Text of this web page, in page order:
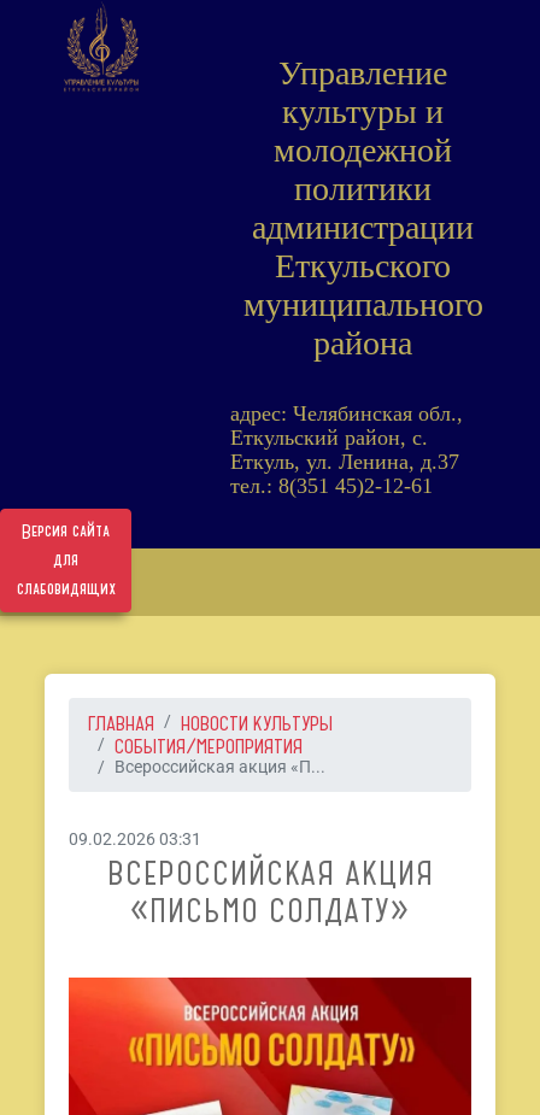
Версия сайта
для
слабовидящих
Управление
культуры и
молодежной
политики
администрации
Еткульского
муниципального
района
адрес: Челябинская обл.,
Еткульский район, с.
Еткуль, ул. Ленина, д.37
тел.: 8(351 45)2-12-61
ГЛАВНАЯ
НОВОСТИ КУЛЬТУРЫ
СОБЫТИЯ/МЕРОПРИЯТИЯ
Всероссийская акция «П...
09.02.2026 03:31
ВСЕРОССИЙСКАЯ АКЦИЯ
«ПИСЬМО СОЛДАТУ»